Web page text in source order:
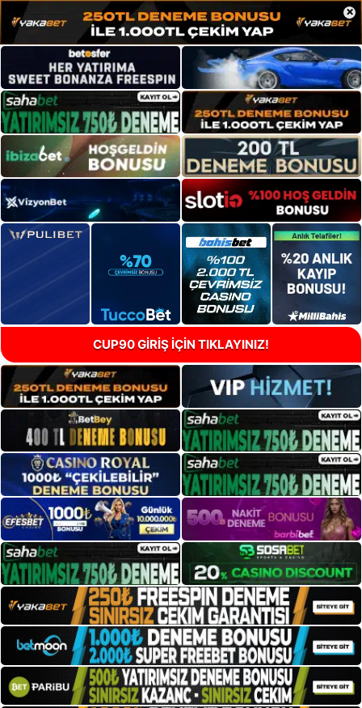
×
CUP90 GİRİŞ İÇİN TIKLAYINIZ!